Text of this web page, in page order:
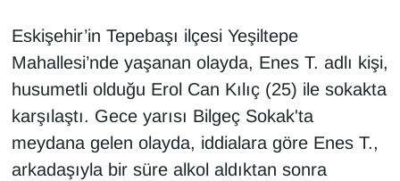
Eskişehir’in Tepebaşı ilçesi Yeşiltepe
Mahallesi’nde yaşanan olayda, Enes T. adlı kişi,
husumetli olduğu Erol Can Kılıç (25) ile sokakta
karşılaştı. Gece yarısı Bilgeç Sokak'ta
meydana gelen olayda, iddialara göre Enes T.,
arkadaşıyla bir süre alkol aldıktan sonra